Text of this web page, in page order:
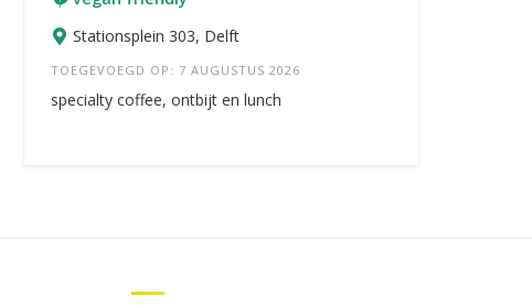
Stationsplein 303, Delft
TOEGEVOEGD OP: 7 AUGUSTUS 2026
specialty coffee, ontbijt en lunch